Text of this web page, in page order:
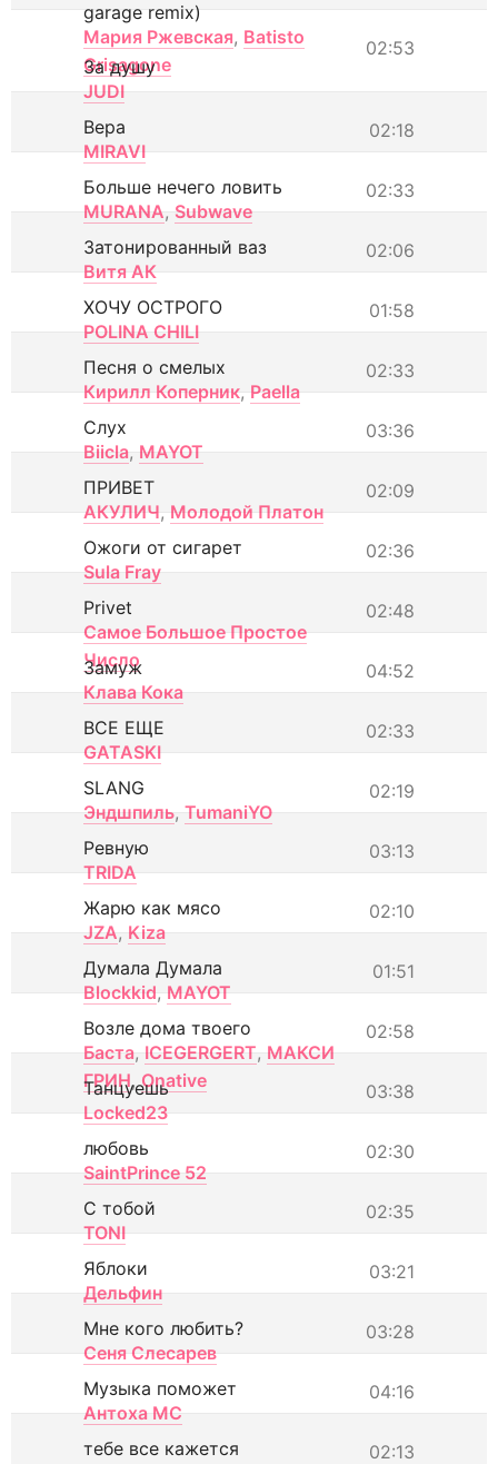
garage remix)
Мария Ржевская, Batisto
Grisagone
02:53
За душу
JUDI
02:18
Вера
MIRAVI
02:33
Больше нечего ловить
MURANA, Subwave
02:06
Затонированный ваз
Витя АК
01:58
ХОЧУ ОСТРОГО
POLINA CHILI
02:33
Песня о смелых
Кирилл Коперник, Paella
03:36
Слух
Biicla, MAYOT
02:09
ПРИВЕТ
АКУЛИЧ, Молодой Платон
02:36
Ожоги от сигарет
Sula Fray
02:48
Privet
Самое Большое Простое
Число
04:52
Замуж
Клава Кока
02:33
ВСЕ ЕЩЕ
GATASKI
02:19
SLANG
Эндшпиль, TumaniYO
03:13
Ревную
TRIDA
02:10
Жарю как мясо
JZA, Kiza
01:51
Думала Думала
Blockkid, MAYOT
02:58
Возле дома твоего
Баста, ICEGERGERT, МАКСИ
ГРИН, Onative 03:38
Танцуешь
Locked23
02:30
любовь
SaintPrince 52
02:35
С тобой
TONI
03:21
Яблоки
Дельфин
03:28
Мне кого любить?
Сеня Слесарев
04:16
Музыка поможет
Антоха МС
02:13
тебе все кажется